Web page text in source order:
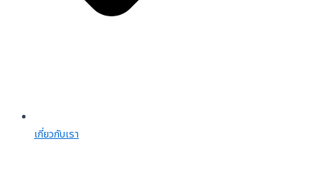
เกี่ยวกับเรา